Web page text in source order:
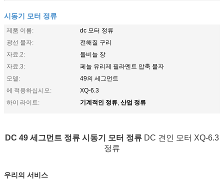
시동기 모터 정류
제품 이름:
dc 모터 정류
광선 물자:
전해질 구리
자료.2:
돌비늘 장
자료.3:
페놀 유리제 필라멘트 압축 물자
모델:
49의 세그먼트
에 적용하십시오:
XQ-6.3
하이 라이트:
기계적인 정류, 산업 정류
DC 49 세그먼트 정류 시동기 모터 정류 DC 견인 모터 XQ-6.3
정류
우리의 서비스